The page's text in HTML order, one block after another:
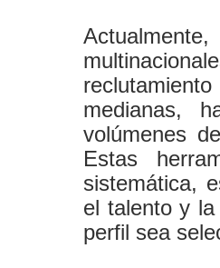
medianas,
volúmenes
Estas
sistemática,
el talento y
perfil sea